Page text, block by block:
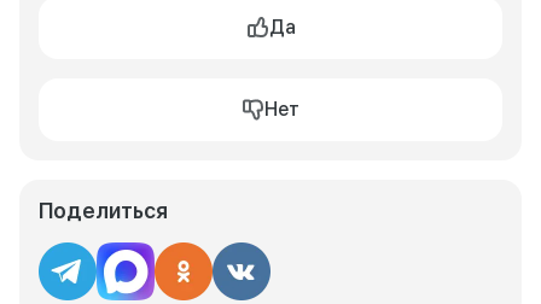
Да
Нет
Поделиться